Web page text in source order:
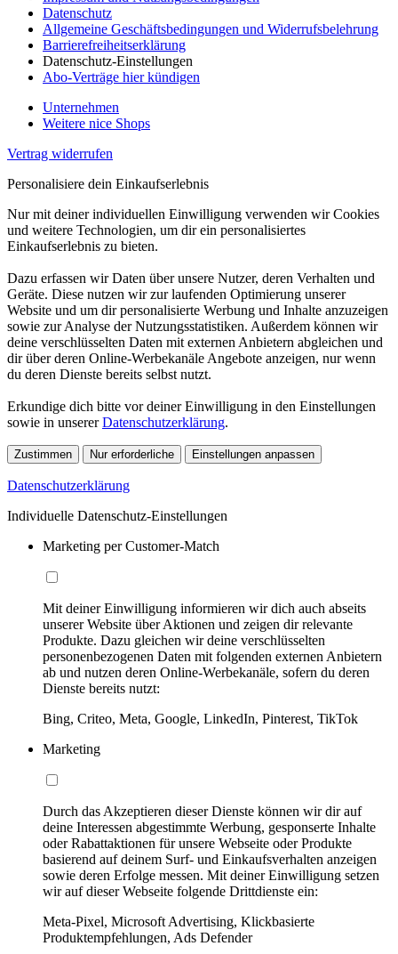
Datenschutz
Allgemeine Geschäftsbedingungen und Widerrufsbelehrung
Barrierefreiheitserklärung
Datenschutz-Einstellungen
Abo-Verträge hier kündigen
Unternehmen
Weitere nice Shops
Vertrag widerrufen
Personalisiere dein Einkaufserlebnis
Nur mit deiner individuellen Einwilligung verwenden wir Cookies
und weitere Technologien, um dir ein personalisiertes
Einkaufserlebnis zu bieten.
Dazu erfassen wir Daten über unsere Nutzer, deren Verhalten und
Geräte. Diese nutzen wir zur laufenden Optimierung unserer
Website und um dir personalisierte Werbung und Inhalte anzuzeigen
sowie zur Analyse der Nutzungsstatistiken. Außerdem können wir
deine verschlüsselten Daten mit externen Anbietern abgleichen und
dir über deren Online-Werbekanäle Angebote anzeigen, nur wenn
du deren Dienste bereits selbst nutzt.
Erkundige dich bitte vor deiner Einwilligung in den Einstellungen
sowie in unsererDatenschutzerklärung.
Zustimmen Nur erforderliche Einstellungen anpassen
Datenschutzerklärung
Individuelle Datenschutz-Einstellungen
Marketing per Customer-Match
Mit deiner Einwilligung informieren wir dich auch abseits
unserer Website über Aktionen und zeigen dir relevante
Produkte. Dazu gleichen wir deine verschlüsselten
personenbezogenen Daten mit folgenden externen Anbietern
ab und nutzen deren Online-Werbekanäle, sofern du deren
Dienste bereits nutzt:
Bing, Criteo, Meta, Google, LinkedIn, Pinterest, TikTok
Marketing
Durch das Akzeptieren dieser Dienste können wir dir auf
deine Interessen abgestimmte Werbung, gesponserte Inhalte
oder Rabattaktionen für unsere Webseite oder Produkte
basierend auf deinem Surf- und Einkaufsverhalten anzeigen
sowie deren Erfolge messen. Mit deiner Einwilligung setzen
wir auf dieser Webseite folgende Drittdienste ein:
Meta-Pixel, Microsoft Advertising, Klickbasierte
Produktempfehlungen, Ads Defender